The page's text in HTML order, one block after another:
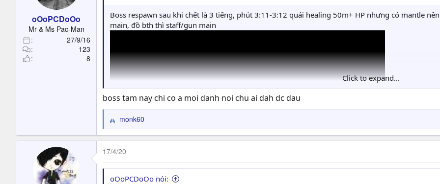
s
oOoPCDoOo
Mr & Ms Pac-Man
27/9/16
123
8
Boss respawn sau khi chết là 3 tiếng, phút 3:11-3:12 quái healing 50m+ HP nhưng có mantle
main, đồ bth thì staff/gun main
Click to expand...
boss tam nay chi co a moi danh noi chu ai dah dc dau
R
e
a
c
t
i
o
monk60
17/4/20
oOoPCDoOo nói: